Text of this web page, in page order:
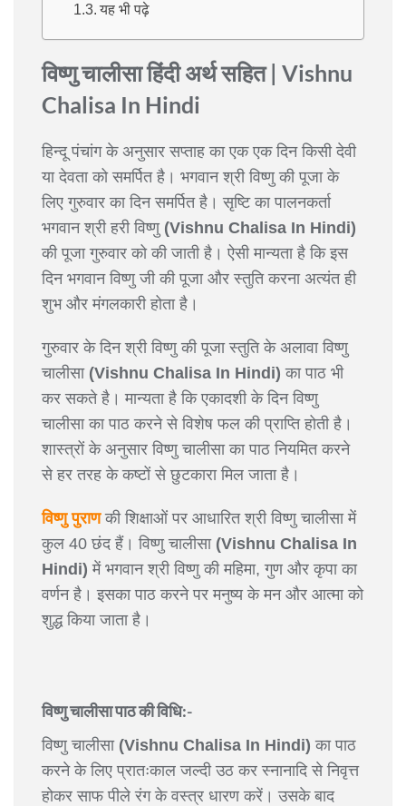
यह भी पढ़े
विष्णु चालीसा हिंदी अर्थ सहित | Vishnu
Chalisa In Hindi
हिन्दू पंचांग के अनुसार सप्ताह का एक एक दिन किसी देवी
या देवता को समर्पित है। भगवान श्री विष्णु की पूजा के
लिए गुरुवार का दिन समर्पित है। सृष्टि का पालनकर्ता
भगवान श्री हरी विष्णु (Vishnu Chalisa In Hindi)
की पूजा गुरुवार को की जाती है। ऐसी मान्यता है कि इस
दिन भगवान विष्णु जी की पूजा और स्तुति करना अत्यंत ही
शुभ और मंगलकारी होता है।
गुरुवार के दिन श्री विष्णु की पूजा स्तुति के अलावा विष्णु
चालीसा (Vishnu Chalisa In Hindi) का पाठ भी
कर सकते है। मान्यता है कि एकादशी के दिन विष्णु
चालीसा का पाठ करने से विशेष फल की प्राप्ति होती है।
शास्त्रों के अनुसार विष्णु चालीसा का पाठ नियमित करने
से हर तरह के कष्टों से छुटकारा मिल जाता है।
विष्णु पुराणकी शिक्षाओं पर आधारित श्री विष्णु चालीसा में
कुल 40 छंद हैं। विष्णु चालीसा (Vishnu Chalisa In
Hindi) में भगवान श्री विष्णु की महिमा, गुण और कृपा का
वर्णन है। इसका पाठ करने पर मनुष्य के मन और आत्मा को
शुद्ध किया जाता है।
विष्णु चालीसा पाठ की विधि:-
विष्णु चालीसा (Vishnu Chalisa In Hindi) का पाठ
करने के लिए प्रातःकाल जल्दी उठ कर स्नानादि से निवृत्त
होकर साफ पीले रंग के वस्त्र धारण करें। उसके बाद